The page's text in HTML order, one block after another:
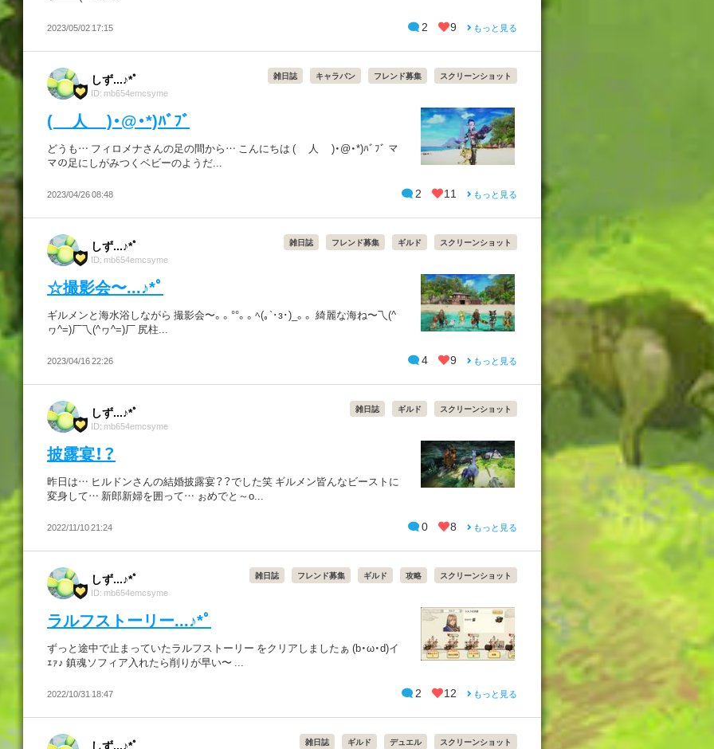
2023/05/02 17:15 2 9 もっと見る
しず...♪*ﾟ
ID: mb654emcsyme
雑日誌 キャラバン フレンド募集 スクリーンショット
( 人 )・@・*)ﾊﾞﾌﾞ
どうも… フィロメナさんの足の間から… こんにちは ( 人 )・@・*)ﾊﾞﾌﾞ マ
マの足にしがみつくベビーのようだ...
2023/04/26 08:48 2 11 もっと見る
しず...♪*ﾟ
ID: mb654emcsyme
雑日誌 フレンド募集 ギルド スクリーンショット
☆撮影会〜...♪*ﾟ
ギルメンと海水浴しながら 撮影会〜。。°°。。ﾍ(｡`･з･)_。。 綺麗な海ね〜乁(^
ヮ^=)厂乁(^ヮ^=)厂 尻柱...
2023/04/16 22:26 4 9 もっと見る
しず...♪*ﾟ
ID: mb654emcsyme
雑日誌 ギルド スクリーンショット
披露宴！？
昨日は… ヒルドンさんの結婚披露宴？？でした笑 ギルメン皆んなビーストに
変身して… 新郎新婦を囲って… ぉめでと～o...
2022/11/10 21:24 0 8 もっと見る
しず...♪*ﾟ
ID: mb654emcsyme
雑日誌 フレンド募集 ギルド 攻略 スクリーンショット
ラルフストーリー...♪*ﾟ
ずっと途中で止まっていたラルフストーリー をクリアしましたぁ (b・ω・d)イ
ｪｧ♪ 鎮魂ソフィア入れたら削りが早い〜 ...
2022/10/31 18:47 2 12 もっと見る
しず...♪*ﾟ 雑日誌 ギルド デュエル スクリーンショット